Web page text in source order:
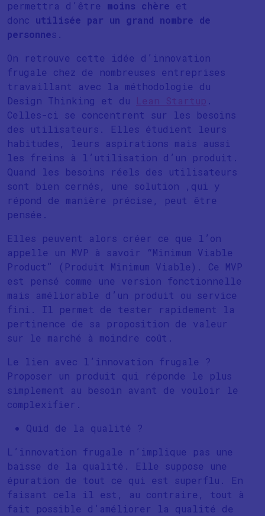
permettra d’être moins chère et
donc utilisée par un grand nombre de
personnes.
On retrouve cette idée d’innovation
frugale chez de nombreuses entreprises
travaillant avec la méthodologie du
Design Thinking et du Lean Startup .
Celles-ci se concentrent sur les besoins
des utilisateurs. Elles étudient leurs
habitudes, leurs aspirations mais aussi
les freins à l’utilisation d’un produit.
Quand les besoins réels des utilisateurs
sont bien cernés, une solution ,qui y
répond de manière précise, peut être
pensée.
Elles peuvent alors créer ce que l’on
appelle un MVP à savoir “Minimum Viable
Product” (Produit Minimum Viable). Ce MVP
est pensé comme une version fonctionnelle
mais améliorable d’un produit ou service
fini. Il permet de tester rapidement la
pertinence de sa proposition de valeur
sur le marché à moindre coût.
Le lien avec l’innovation frugale ?
Proposer un produit qui réponde le plus
simplement au besoin avant de vouloir le
complexifier.
Quid de la qualité ?
L’innovation frugale n’implique pas une
baisse de la qualité. Elle suppose une
épuration de tout ce qui est superflu. En
faisant cela il est, au contraire, tout à
fait possible d’améliorer la qualité de